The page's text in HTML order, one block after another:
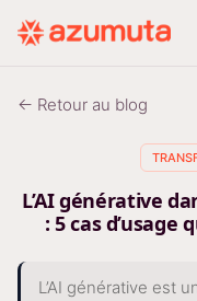
← Retour au blog
L’AI générative
: 5 cas
L’AI générative est